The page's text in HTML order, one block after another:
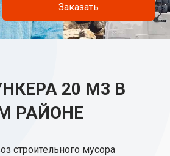
Заказать
20 М3 В
РАЙОНЕ
строительного мусора